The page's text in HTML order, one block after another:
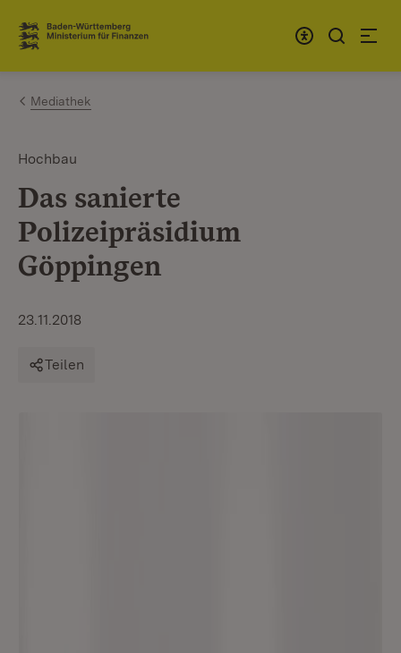
Zum Inhalt springen
Link zur Startseite
Mediathek
Hochbau
Das sanierte
Polizeipräsidium
Göppingen
23.11.2018
Teilen